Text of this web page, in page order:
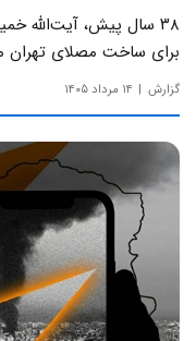
۳۸ سال پیش، آیت‌الله
برای ساخت مصلای تهران
به دور از زرق‌وبرق و
گزارش ۱۴ مرداد ۱۴۰۵